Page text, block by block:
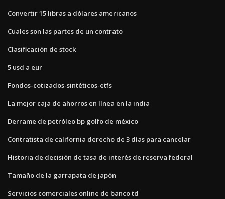
Convertir 15 libras a dólares americanos
Cuales son las partes de un contrato
Clasificación de stock
5 usd a eur
Fondos-cotizados-sintéticos-etfs
La mejor caja de ahorros en línea en la india
Derrame de petróleo bp golfo de méxico
Contratista de california derecho de 3 días para cancelar
Historia de decisión de tasa de interés de reserva federal
Tamaño de la garrapata de japón
Servicios comerciales online de banco td